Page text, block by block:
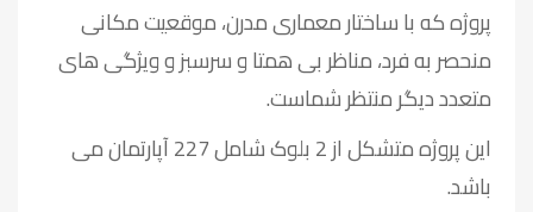
پروژه که با ساختار معماری مدرن، موقعیت مکانی
منحصر به فرد، مناظر بی همتا و سرسبز و ویژگی های
متعدد دیگر منتظر شماست.
این پروژه متشکل از 2 بلوک شامل 227 آپارتمان می
باشد.